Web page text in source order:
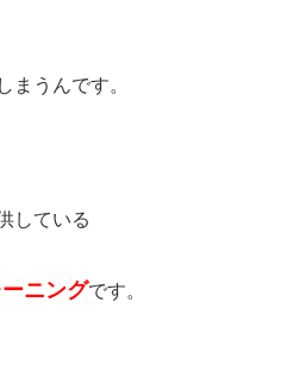
まうんです。
している
ニングです。